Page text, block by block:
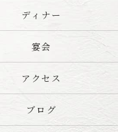
ディナー
宴会
アクセス
ブログ